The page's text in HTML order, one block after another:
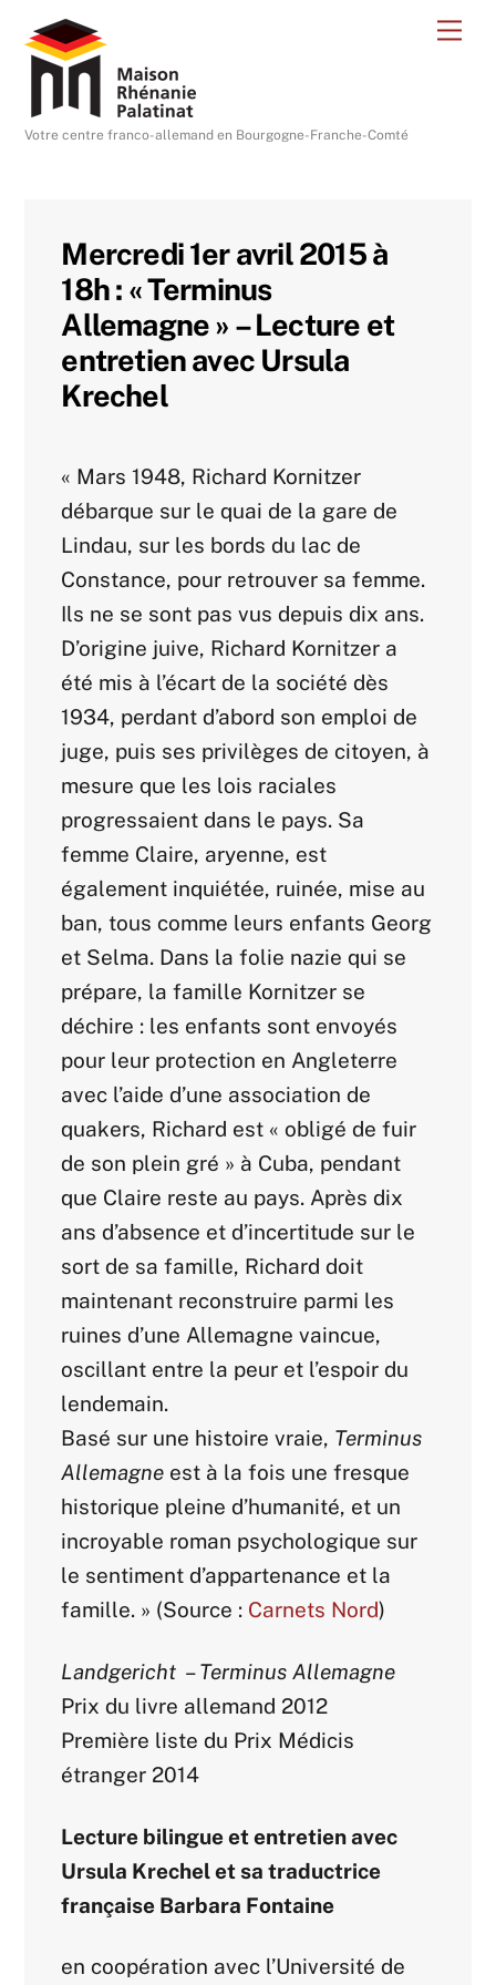
content
Votre centre franco-allemand en Bourgogne-Franche-Comté
Mercredi 1er avril 2015 à
18h : « Terminus
Allemagne » – Lecture et
entretien avec Ursula
Krechel
« Mars 1948, Richard Kornitzer
débarque sur le quai de la gare de
Lindau, sur les bords du lac de
Constance, pour retrouver sa femme.
Ils ne se sont pas vus depuis dix ans.
D’origine juive, Richard Kornitzer a
été mis à l’écart de la société dès
1934, perdant d’abord son emploi de
juge, puis ses privilèges de citoyen, à
mesure que les lois raciales
progressaient dans le pays. Sa
femme Claire, aryenne, est
également inquiétée, ruinée, mise au
ban, tous comme leurs enfants Georg
et Selma. Dans la folie nazie qui se
prépare, la famille Kornitzer se
déchire : les enfants sont envoyés
pour leur protection en Angleterre
avec l’aide d’une association de
quakers, Richard est « obligé de fuir
de son plein gré » à Cuba, pendant
que Claire reste au pays. Après dix
ans d’absence et d’incertitude sur le
sort de sa famille, Richard doit
maintenant reconstruire parmi les
ruines d’une Allemagne vaincue,
oscillant entre la peur et l’espoir du
lendemain.
Basé sur une histoire vraie, Terminus
Allemagne est à la fois une fresque
historique pleine d’humanité, et un
incroyable roman psychologique sur
le sentiment d’appartenance et la
famille. » (Source : Carnets Nord)
Landgericht –Terminus Allemagne
Prix du livre allemand 2012
Première liste du Prix Médicis
étranger 2014
Lecture bilingue et entretien avec
Ursula Krechel et sa traductrice
française Barbara Fontaine
en coopération avec l’Université de